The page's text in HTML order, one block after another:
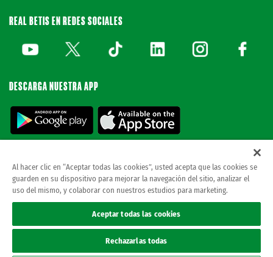
REAL BETIS EN REDES SOCIALES
DESCARGA NUESTRA APP
© REAL BETIS BALOMPIE.esta página web es la única oficial del real betis balompie.
todos los derechos reservados.
Al hacer clic en “Aceptar todas las cookies”, usted acepta que las cookies se
guarden en su dispositivo para mejorar la navegación del sitio, analizar el
uso del mismo, y colaborar con nuestros estudios para marketing.
Aceptar todas las cookies
Rechazarlas todas